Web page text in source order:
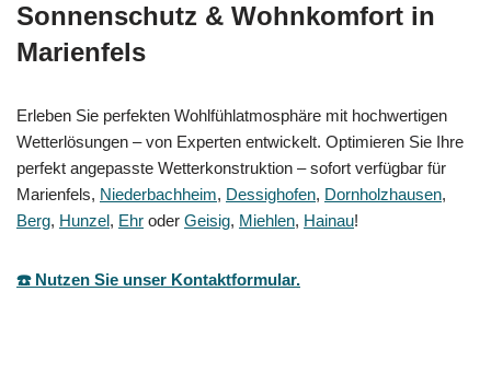
Sonnenschutz & Wohnkomfort in
Marienfels
Erleben Sie perfekten Wohlfühlatmosphäre mit hochwertigen
Wetterlösungen – von Experten entwickelt. Optimieren Sie Ihre
perfekt angepasste Wetterkonstruktion – sofort verfügbar für
Marienfels, Niederbachheim, Dessighofen, Dornholzhausen,
Berg, Hunzel, Ehr oder Geisig, Miehlen, Hainau!
☎️ Nutzen Sie unser Kontaktformular.